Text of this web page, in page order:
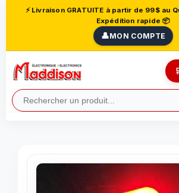
⚡ Livraison GRATUITE à partir de 99$ au
Expédition rapide 📦
👤MON COMPTE